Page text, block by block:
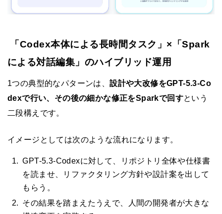
「Codex本体による長時間タスク」×「Spark
による対話編集」のハイブリッド運用
1つの典型的なパターンは、設計や大改修をGPT-5.3-Co
dexで行い、その後の細かな修正をSparkで回すという
二段構えです。
イメージとしては次のような流れになります。
GPT-5.3-Codexに対して、リポジトリ全体や仕様書
を読ませ、リファクタリング方針や設計案を出して
もらう。
その結果を踏まえたうえで、人間の開発者が大きな